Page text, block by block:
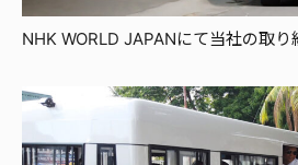
NHK WORLD JAPANにて当社の取